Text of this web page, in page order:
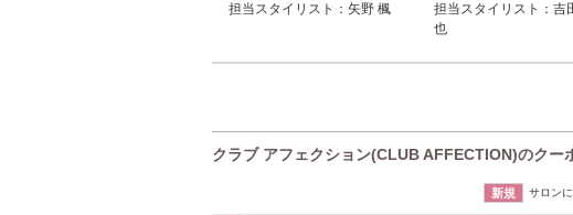
担当スタイリスト：矢野 楓
担当スタイリスト：吉
也
クラブ アフェクション(CLUB AFFECTION)のクー
新規 サロン